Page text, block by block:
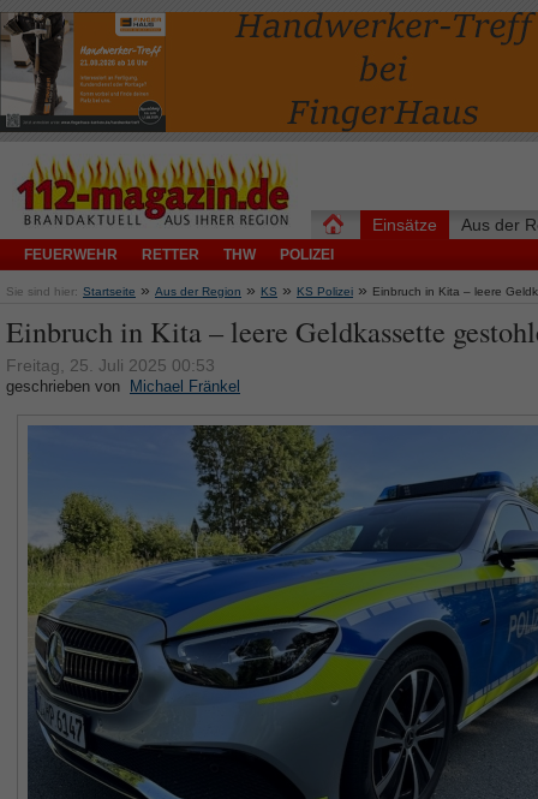
Einsätze
FEUERWEHR RETTER THW POLIZEI
Aus der
Sie sind hier: Startseite » Aus der Region » KS » KS Polizei » Einbruch in Kita – leere
Einbruch in Kita – leere Geldkassette
Freitag, 25. Juli 2025 00:53
geschrieben von Michael Fränkel